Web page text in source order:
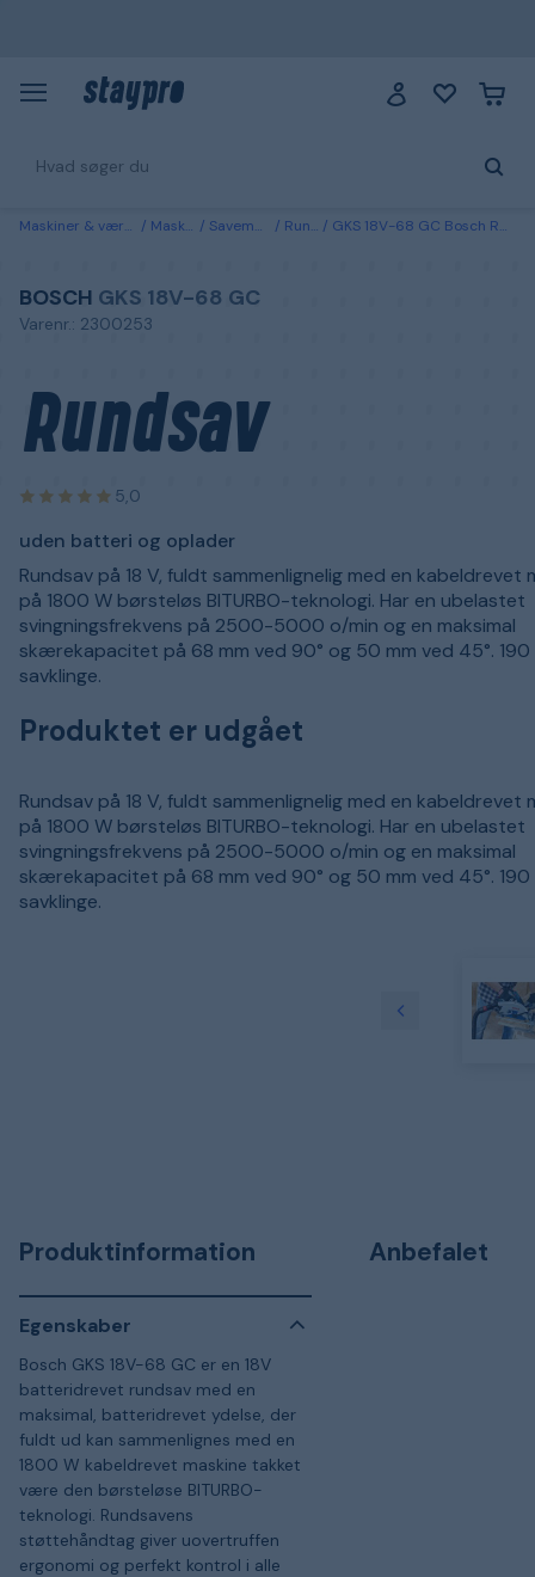
Maskiner & værktøj Maskiner Savemaskiner Rundsave GKS 18V-68 GC Bosch Rundsav uden batteri og oplader
BOSCH GKS 18V-68 GC
Varenr.: 2300253
Rundsav
5,0
uden batteri og oplader
Rundsav på 18 V, fuldt sammenlignelig med en kabeldrevet
på 1800 W børsteløs BITURBO-teknologi. Har en ubelastet
svingningsfrekvens på 2500-5000 o/min og en maksimal
skærekapacitet på 68 mm ved 90° og 50 mm ved 45°. 190
savklinge.
Produktet er udgået
Rundsav på 18 V, fuldt sammenlignelig med en kabeldrevet
på 1800 W børsteløs BITURBO-teknologi. Har en ubelastet
svingningsfrekvens på 2500-5000 o/min og en maksimal
skærekapacitet på 68 mm ved 90° og 50 mm ved 45°. 190
savklinge.
Produktinformation
Egenskaber
Bosch GKS 18V-68 GC er en 18V
batteridrevet rundsav med en
maksimal, batteridrevet ydelse, der
fuldt ud kan sammenlignes med en
1800 W kabeldrevet maskine takket
være den børsteløse BITURBO-
teknologi. Rundsavens
støttehåndtag giver uovertruffen
ergonomi og perfekt kontrol i alle
Anbefalet